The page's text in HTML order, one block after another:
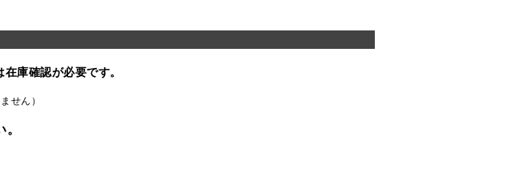
庫確認が必要です。
せん）